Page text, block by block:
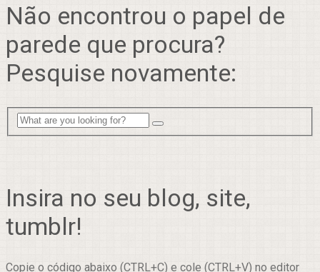
Não encontrou o papel de
parede que procura?
Pesquise novamente:
Insira no seu blog, site,
tumblr!
Copie o código abaixo (CTRL+C) e cole (CTRL+V) no editor